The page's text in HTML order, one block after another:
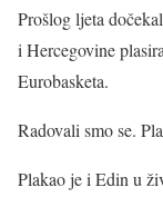
Prošlog ljeta
i Hercegovine
Eurobasketa.
Radovali smo se.
Plakao je i Edin u